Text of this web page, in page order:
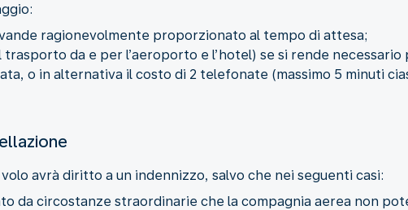
ragionevolmente proporzionato al tempo di attesa;
da e per l’aeroporto e l’hotel) se si rende
o in alternativa il costo di 2 telefonate (massimo 5 minuti
avrà diritto a un indennizzo, salvo che nei seguenti casi:
da circostanze straordinarie che la compagnia aerea non